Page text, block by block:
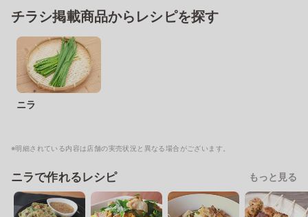
チラシ掲載商品からレシピを探す
ニラ
※明細されている内容は店舗の実売状況と異なる場合がございます。
ニラで作れるレシピ もっと見る